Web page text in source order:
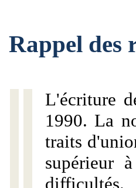
Rappel des
L'écriture
1990. La
traits
supérieur
difficultés.